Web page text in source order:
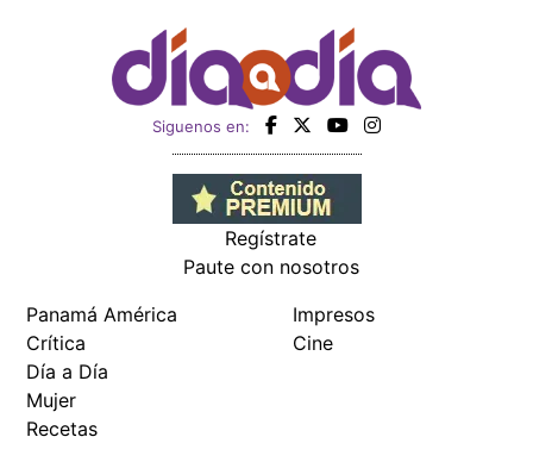
Siguenos en:
Regístrate
Paute con nosotros
Panamá América
Crítica
Día a Día
Mujer
Recetas
Impresos
Cine